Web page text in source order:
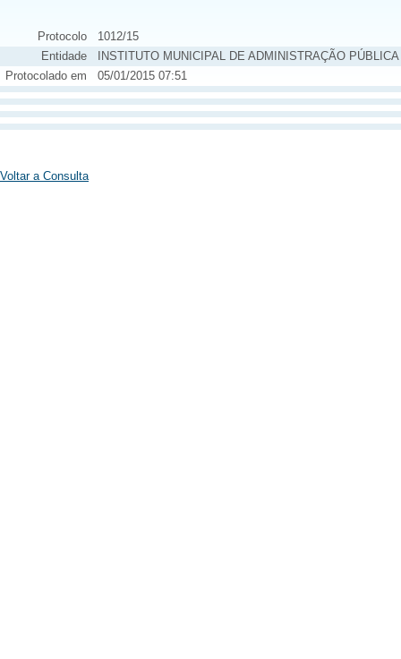
Protocolo
1012/15
Entidade
INSTITUTO MUNICIPAL DE ADMINISTRAÇÃO PÚBLICA
Protocolado em
05/01/2015 07:51
Voltar a Consulta